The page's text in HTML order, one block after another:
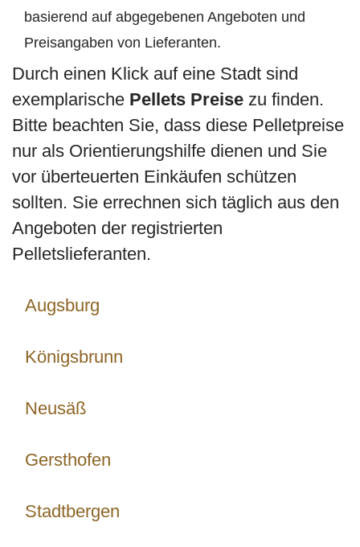
basierend auf abgegebenen Angeboten und
Preisangaben von Lieferanten.
Durch einen Klick auf eine Stadt sind
exemplarische Pellets Preise zu finden.
Bitte beachten Sie, dass diese Pelletpreise
nur als Orientierungshilfe dienen und Sie
vor überteuerten Einkäufen schützen
sollten. Sie errechnen sich täglich aus den
Angeboten der registrierten
Pelletslieferanten.
Augsburg
Königsbrunn
Neusäß
Gersthofen
Stadtbergen